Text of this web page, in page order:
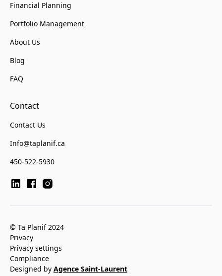
Financial Planning
Portfolio Management
About Us
Blog
FAQ
Contact
Contact Us
Info@taplanif.ca
450-522-5930
© Ta Planif 2024
Privacy
Privacy settings
Compliance
Designed by Agence Saint-Laurent